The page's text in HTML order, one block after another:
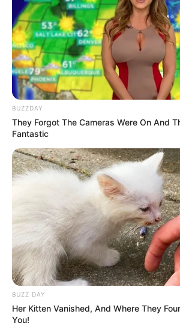
Tak hanya film, ia membintangi sinetron
Menggoda(2004-2005),Tawakal (2005-
Asmara(2011-2012),Amanah Wali
(2017)
lainnya.
Play
Dengan pengalamannya tersebut, ia pernah
penghargaan. Ia masuk nominasi berkat film
Pembunuh dalam Empat Babak(2017).
Baca juga:Biodata, Profil, dan Fakta
BUZZDAY
They Forgot The Cameras Were On And
Fantastic
BUZZ DAY
Her Kitten Vanished, And Where They
You!